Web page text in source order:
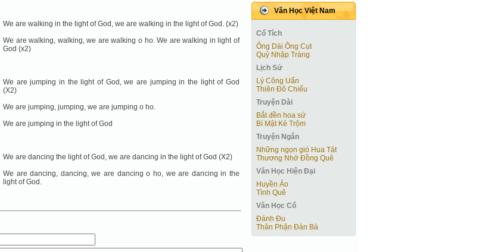
We are walking in the light of God, we are walking in the light of God. (x2)
We are walking, walking, we are walking o ho. We are walking in light of
God (x2)
We are jumping in the light of God, we are jumping in the light of God
(X2)
We are jumping, jumping, we are jumping o ho.
We are jumping in the light of God
We are dancing the light of God, we are dancing in the light of God (X2)
We are dancing, dancing, we are dancing o ho, we are dancing in the
light of God.
Văn Học Việt Nam
Cổ Tích
Ông Dài Ông Cụt
Quỷ Nhập Tràng
Lịch Sử
Lý Công Uẩn
Thiên Đô Chiếu
Truyện Dài
Bắt đền hoa sứ
Bí Mật Kẻ Trộm
Truyện Ngắn
Những ngọn gió Hua Tát
Thương Nhớ Đồng Quê
Văn Học Hiện Ðại
Huyền Ảo
Tình Quê
Văn Học Cổ
Đánh Đu
Thân Phận Đàn Bà